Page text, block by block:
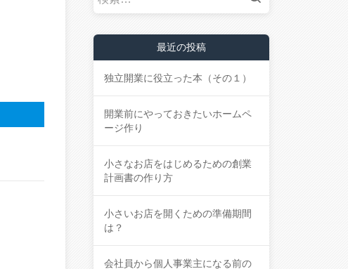
最近の投稿
独立開業に役立った本（その１）
開業前にやっておきたいホームペ
ージ作り
小さなお店をはじめるための創業
計画書の作り方
小さいお店を開くための準備期間
は？
会社員から個人事業主になる前の